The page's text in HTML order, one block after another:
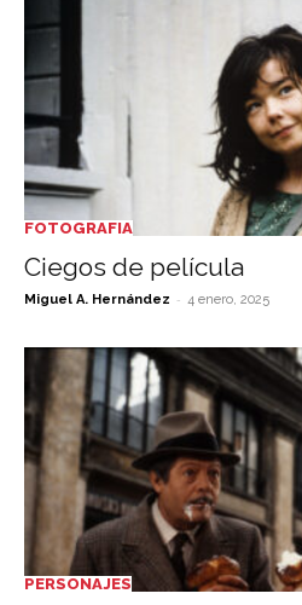
Hoy
FOTOGRAFIA
Ciegos de película
Miguel A. Hernández - 4 enero, 2025
PERSONAJES